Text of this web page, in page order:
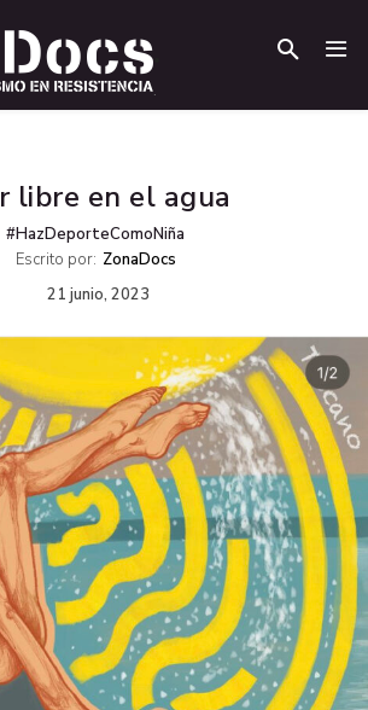
libre en el agua
#HazDeporteComoNiña
Escrito por: ZonaDocs
21 junio, 2023